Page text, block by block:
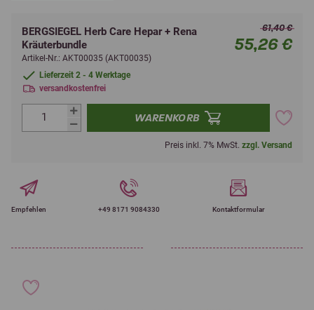
BERGSIEGEL Herb Care Hepar + Rena
Kräuterbundle
Artikel-Nr.: AKT00035 (AKT00035)
Lieferzeit 2 - 4 Werktage
versandkostenfrei
61,40 €
55,26 €
WARENKORB
Preis inkl. 7% MwSt. zzgl. Versand
Empfehlen +49 8171 9084330 Kontaktformular